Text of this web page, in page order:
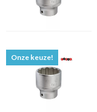
Onze keuze!